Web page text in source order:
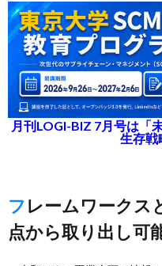
月刊LOGI-BIZ 7月号は「
生存戦
フレームワークスとベンチャー、品物は1
点から取り出し可